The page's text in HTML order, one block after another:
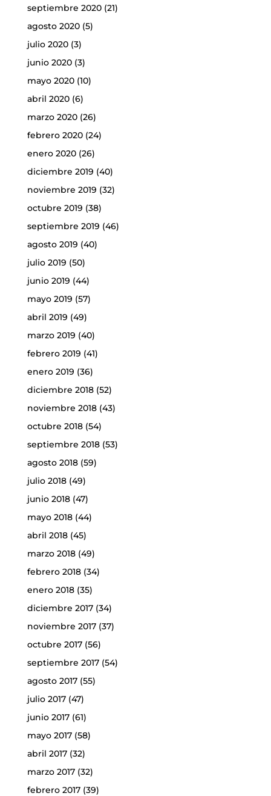
septiembre 2020(21)
agosto 2020(5)
julio 2020(3)
junio 2020(3)
mayo 2020(10)
abril 2020(6)
marzo 2020(26)
febrero 2020(24)
enero 2020(26)
diciembre 2019 (40)
noviembre 2019 (32)
octubre 2019 (38)
septiembre 2019 (46)
agosto 2019 (40)
julio 2019 (50)
junio 2019 (44)
mayo 2019 (57)
abril 2019 (49)
marzo 2019 (40)
febrero 2019 (41)
enero 2019 (36)
diciembre 2018(52)
noviembre 2018(43)
octubre 2018(54)
septiembre 2018(53)
agosto 2018(59)
julio 2018(49)
junio 2018(47)
mayo 2018(44)
abril 2018(45)
marzo 2018(49)
febrero 2018(34)
enero 2018(35)
diciembre 2017(34)
noviembre 2017(37)
octubre 2017(56)
septiembre 2017(54)
agosto 2017(55)
julio 2017(47)
junio 2017(61)
mayo 2017(58)
abril 2017(32)
marzo 2017(32)
febrero 2017(39)